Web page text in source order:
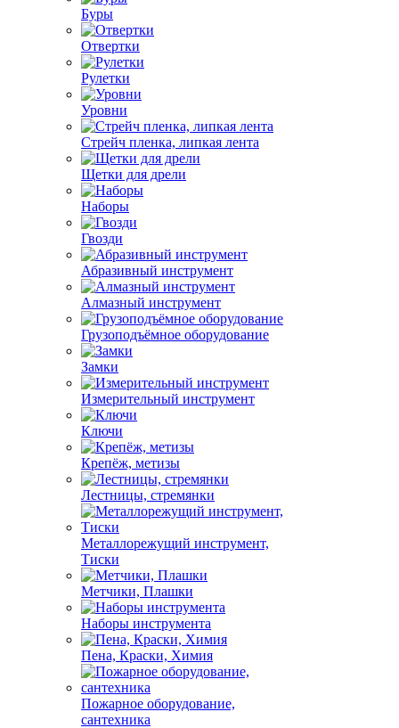
Буры
Отвертки
Рулетки
Уровни
Стрейч пленка, липкая лента
Щетки для дрели
Наборы
Гвозди
Абразивный инструмент
Алмазный инструмент
Грузоподъёмное оборудование
Замки
Измерительный инструмент
Ключи
Крепёж, метизы
Лестницы, стремянки
Металлорежущий инструмент,
Тиски
Метчики, Плашки
Наборы инструмента
Пена, Краски, Химия
Пожарное оборудование,
сантехника